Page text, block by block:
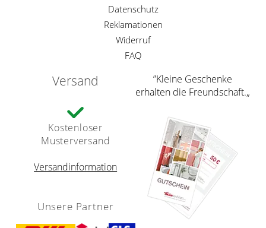
Datenschutz
Reklamationen
Widerruf
FAQ
Versand
Kostenloser
Musterversand
Versandinformation
Unsere Partner
”Kleine Geschenke
erhalten die Freundschaft.„